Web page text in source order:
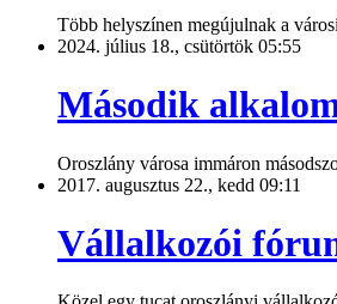
Több helyszínen megújulnak a
2024. július 18., csütörtök 05:55
Második
Oroszlány városa immáron
2017. augusztus 22., kedd 09:11
Vállalkozói